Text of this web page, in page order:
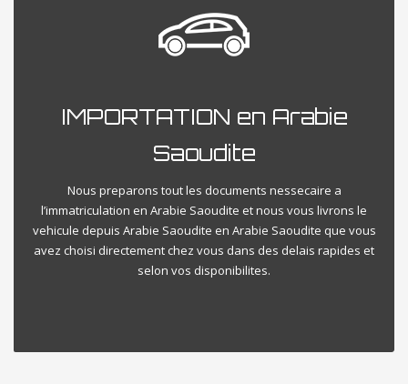
IMPORTATION en Arabie
Saoudite
Nous preparons tout les documents nessecaire a
l’immatriculation en Arabie Saoudite et nous vous livrons le
vehicule depuis Arabie Saoudite en Arabie Saoudite que vous
avez choisi directement chez vous dans des delais rapides et
selon vos disponibilites.